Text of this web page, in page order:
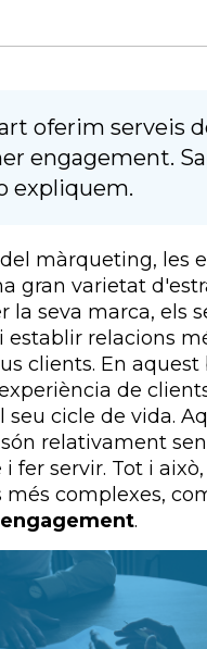
oferim serveis
engagement.
expliquem.
màrqueting, les
gran varietat
la seva marca, els
establir relacions
clients. En
de
seu cicle de vida.
relativament
fer servir. Tot i
complexes,
.